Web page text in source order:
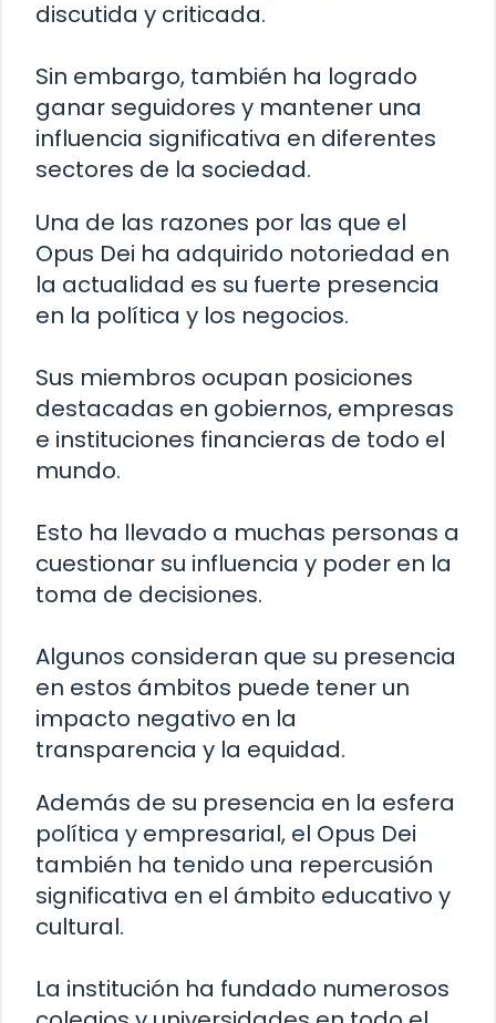
discutida y criticada.
Sin embargo, también ha logrado
ganar seguidores y mantener una
influencia significativa en diferentes
sectores de la sociedad.
Una de las razones por las que el
Opus Dei ha adquirido notoriedad en
la actualidad es su fuerte presencia
en la política y los negocios.
Sus miembros ocupan posiciones
destacadas en gobiernos, empresas
e instituciones financieras de todo el
mundo.
Esto ha llevado a muchas personas a
cuestionar su influencia y poder en la
toma de decisiones.
Algunos consideran que su presencia
en estos ámbitos puede tener un
impacto negativo en la
transparencia y la equidad.
Además de su presencia en la esfera
política y empresarial, el Opus Dei
también ha tenido una repercusión
significativa en el ámbito educativo y
cultural.
La institución ha fundado numerosos